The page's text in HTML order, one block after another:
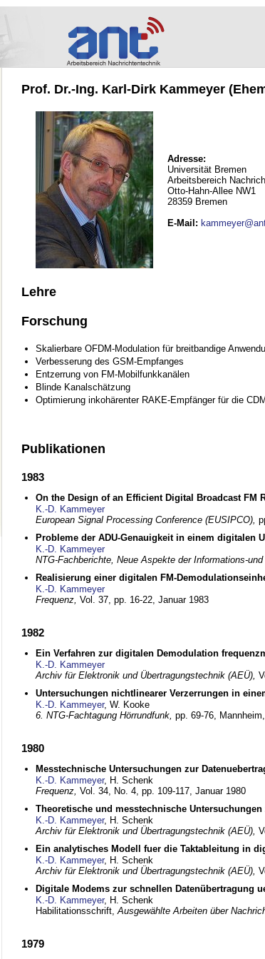
Prof. Dr.-Ing. Karl-Dirk Kammeyer
Adresse:
Universität Bremen
Arbeitsbereich
Otto-Hahn-Allee NW1
28359 Bremen
E-Mail :
Lehre
Forschung
Skalierbare OFDM-Modulation für breitbandige
Verbesserung des GSM-Empfanges
Entzerrung von FM-Mobilfunkkanälen
Blinde Kanalschätzung
Optimierung inkohärenter RAKE-Empfänger für die
Publikationen
1983
On the Design of an Efficient Digital Broadcast FM
K.-D. Kammeyer
European Signal Processing Conference (EUSIPCO),
Probleme der ADU-Genauigkeit in einem digitalen
K.-D. Kammeyer
NTG-Fachberichte, Neue Aspekte der Informations-
Realisierung einer digitalen FM-
K.-D. Kammeyer
Frequenz, Vol. 37, pp. 16-22, Januar 1983
1982
Ein Verfahren zur digitalen Demodulation
K.-D. Kammeyer
Archiv für Elektronik und Übertragungstechnik (AEÜ),
Untersuchungen nichtlinearer Verzerrungen in
K.-D. Kammeyer, W. Kooke
6. NTG-Fachtagung Hörrundfunk, pp. 69-76,
1980
Messtechnische Untersuchungen zur
K.-D. Kammeyer, H. Schenk
Frequenz, Vol. 34, No. 4, pp. 109-117, Januar 1980
Theoretische und messtechnische
K.-D. Kammeyer, H. Schenk
Archiv für Elektronik und Übertragungstechnik (AEÜ),
Ein analytisches Modell fuer die Taktableitung in
K.-D. Kammeyer, H. Schenk
Archiv für Elektronik und Übertragungstechnik (AEÜ),
Digitale Modems zur schnellen Datenübertragung
K.-D. Kammeyer, H. Schenk
Habilitationsschrift,Ausgewählte Arbeiten über
1979